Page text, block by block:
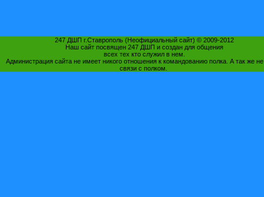
247 ДШП г.Ставрополь (Неофициальный сайт) © 2009-2012
Наш сайт посвящен 247 ДШП и создан для общения
всех тех кто служил в нем.
Администрация сайта не имеет никого отношения к командованию полка. А так же
связи с полком.